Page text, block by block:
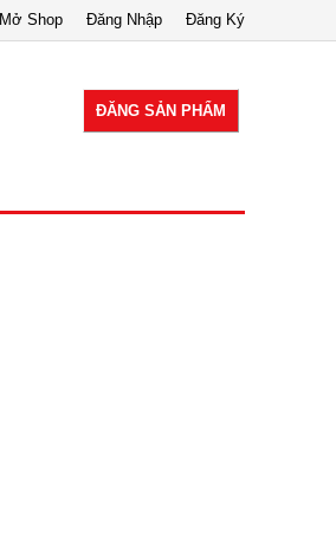
Đăng Ký
Đăng Nhập
Mở Shop
ĐĂNG SẢN PHẨM